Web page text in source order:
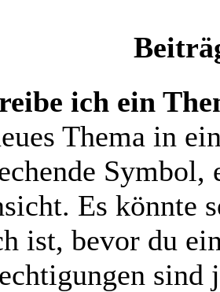
ich ein
Thema in
Es könnte
ist, bevor du
sind